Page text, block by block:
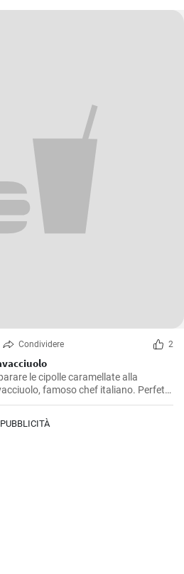
Condividere 2
le cipolle caramellate alla
famoso chef italiano. Perfette
utilizzare per arricchire piatti a base
PUBBLICITÀ